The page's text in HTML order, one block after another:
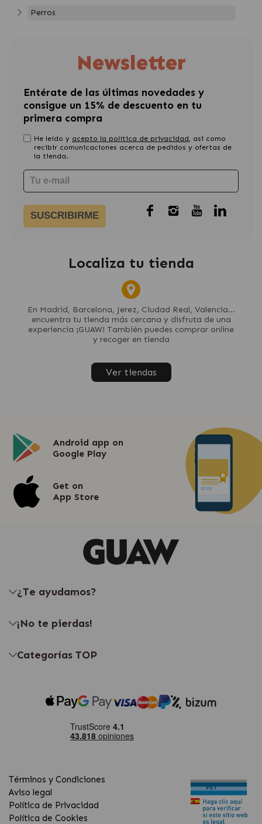
Perros
Newsletter
Entérate de las últimas novedades y
consigue un 15% de descuento en tu
primera compra
He leído y acepto la política de privacidad, asi como
recibir comunicaciones acerca de pedidos y ofertas de
la tienda.
SUSCRIBIRME
Localiza tu tienda
En Madrid, Barcelona, Jerez, Ciudad Real, Valencia...
encuentra tu tienda más cercana y disfruta de una
experiencia ¡GUAW! También puedes comprar online
y recoger en tienda
Ver tiendas
Android app on
Google Play
Get on
App Store
¿Te ayudamos?
¡No te pierdas!
Categorías TOP
Términos y Condiciones
Aviso legal
Política de Privacidad
Política de Cookies